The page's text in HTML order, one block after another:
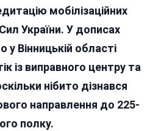
225-
мобілізаційних
України. У дописах
Вінницькій області
із виправного центру та
нібито дізнався
направлення до 225-
полку.